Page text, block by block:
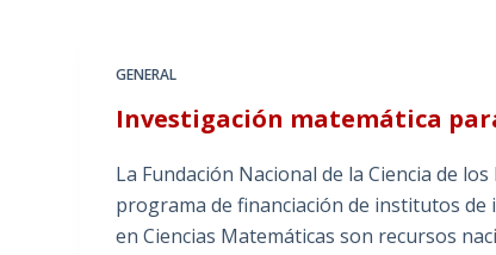
GENERAL
Investigación matemática
La Fundación Nacional de la Ciencia de
programa de financiación de institutos de
en Ciencias Matemáticas son recursos